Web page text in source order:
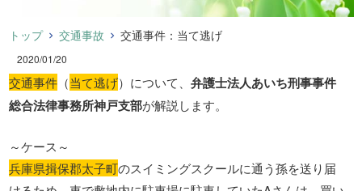
トップ 交通事故 交通事件：当て逃げ
2020/01/20
交通事件 （当て逃げ）について、弁護士法人あいち刑事事件
総合法律事務所神戸支部が解説します。
～ケース～
兵庫県揖保郡太子町のスイミングスクールに通う孫を送り届